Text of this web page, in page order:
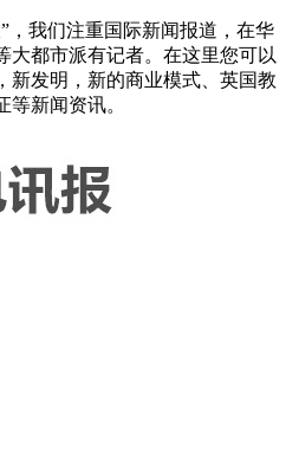
，我们注重国际新闻报道，在华
大都市派有记者。在这里您可以
新发明，新的商业模式、英国教
新闻资讯。